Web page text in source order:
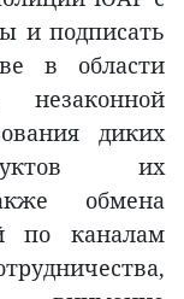
и подписать
в области
незаконной
диких
их
обмена
по каналам